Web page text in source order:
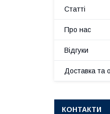
Статті
Про нас
Відгуки
Доставка та
КОНТАКТИ